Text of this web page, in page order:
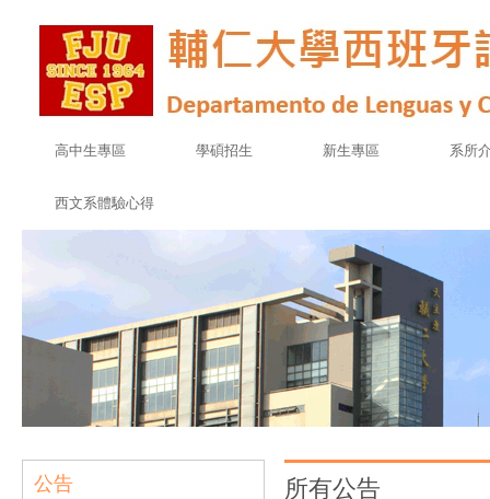
高中生專區 學碩招生 新生專區 系所
西文系體驗心得
公告 所有公告